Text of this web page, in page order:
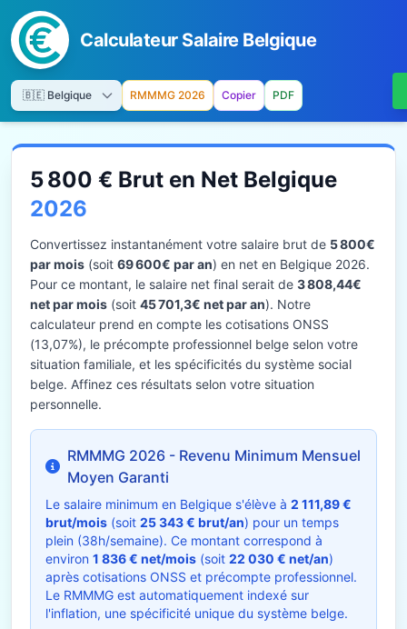
Calculateur Salaire Belgique
RMMMG 2026 Copier PDF
5 800 € Brut en Net Belgique
2026
Convertissez instantanément votre salaire brut de 5 800€
par mois (soit 69 600€ par an) en net en Belgique 2026.
Pour ce montant, le salaire net final serait de 3 808,44€
net par mois (soit 45 701,3€ net par an). Notre
calculateur prend en compte les cotisations ONSS
(13,07%), le précompte professionnel belge selon votre
situation familiale, et les spécificités du système social
belge. Affinez ces résultats selon votre situation
personnelle.
RMMMG 2026 - Revenu Minimum Mensuel
Moyen Garanti
Le salaire minimum en Belgique s'élève à 2 111,89 €
brut/mois (soit 25 343 € brut/an) pour un temps
plein (38h/semaine). Ce montant correspond à
environ 1 836 € net/mois (soit 22 030 € net/an)
après cotisations ONSS et précompte professionnel.
Le RMMMG est automatiquement indexé sur
l'inflation, une spécificité unique du système belge.